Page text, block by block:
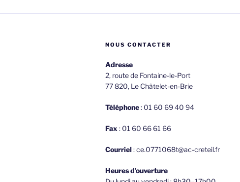
NOUS CONTACTER
Adresse
2, route de Fontaine-le-Port
77 820, Le Châtelet-en-Brie
Téléphone: 01 60 69 40 94
Fax : 01 60 66 61 66
Courriel: ce.0771068t@ac-creteil.fr
Heures d’ouverture